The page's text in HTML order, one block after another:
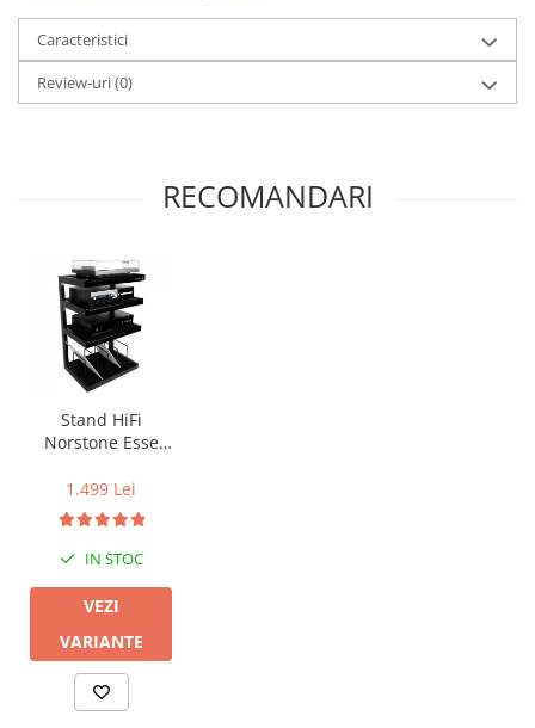
Caracteristici
Review-uri(0)
RECOMANDARI
Stand HiFi
Norstone Esse
1.499 Lei
IN STOC
VEZI
VARIANTE